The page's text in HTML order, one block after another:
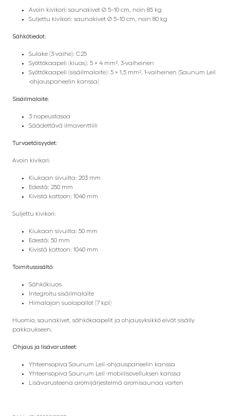
Avoin kivikori: saunakivet Ø 5–10 cm, noin 85 kg
Suljettu kivikori: saunakivet Ø 5–10 cm, noin 80 kg
Sähkötiedot:
Sulake (3-vaihe): C25
Syöttökaapeli (kiuas): 5 × 4 mm², 3-vaiheinen
Syöttökaapeli (sisäilmalaite): 5 × 1,5 mm², 1-vaiheinen (Saunum Leil
-ohjauspaneelin kanssa)
Sisäilmalaite:
3 nopeustasoa
Säädettävä ilmaventtiili
Turvaetäisyydet:
Avoin kivikori:
Kiukaan sivuilta: 203 mm
Edestä: 250 mm
Kivistä kattoon: 1040 mm
Suljettu kivikori:
Kiukaan sivuilta: 50 mm
Edestä: 50 mm
Kivistä kattoon: 1040 mm
Toimitussisältö:
Sähkökiuas
Integroitu sisäilmalaite
Himalajan suolapallot (7 kpl)
Huomio: saunakivet, sähkökaapelit ja ohjausyksikkö eivät sisälly
pakkaukseen.
Ohjaus ja lisävarusteet:
Yhteensopiva Saunum Leil -ohjauspaneelin kanssa
Yhteensopiva Saunum Leil -mobiilisovelluksen kanssa
Lisävarusteena aromijärjestelmä aromisaunaa varten